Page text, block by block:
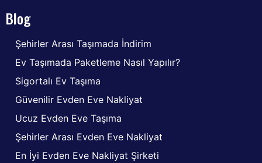
Blog
Şehirler Arası Taşımada İndirim
Ev Taşımada Paketleme Nasıl Yapılır?
Sigortalı Ev Taşıma
Güvenilir Evden Eve Nakliyat
Ucuz Evden Eve Taşıma
Şehirler Arası Evden Eve Nakliyat
En İyi Evden Eve Nakliyat Şirketi